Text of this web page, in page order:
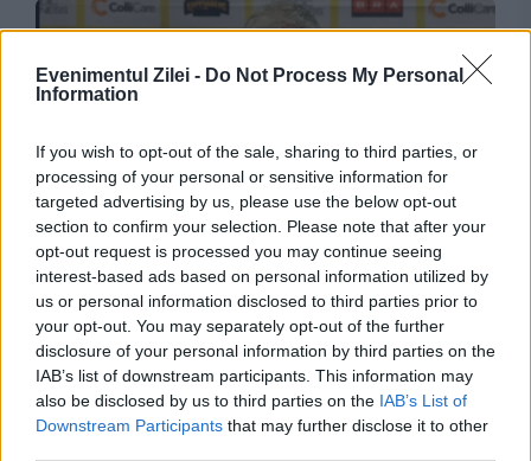
Evenimentul Zilei - Do Not Process My Personal
Information
If you wish to opt-out of the sale, sharing to third parties, or
processing of your personal or sensitive information for
targeted advertising by us, please use the below opt-out
section to confirm your selection. Please note that after your
opt-out request is processed you may continue seeing
interest-based ads based on personal information utilized by
us or personal information disclosed to third parties prior to
your opt-out. You may separately opt-out of the further
disclosure of your personal information by third parties on the
IAB’s list of downstream participants. This information may
also be disclosed by us to third parties on the IAB’s List of
Downstream Participants that may further disclose it to other
SPORT
Mutare bombă la FCSB. Gigi Becali și MM
Stoica vor să îl aducă pe Dan Petrescu ca
director tehnic